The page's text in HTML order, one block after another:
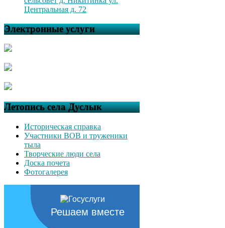
Центральная д. 72
Электронные услуги
Летопись села Дуслык
Историческая справка
Участники ВОВ и труженики
тыла
Творческие люди села
Доска почета
Фотогалерея
Решаем вместе